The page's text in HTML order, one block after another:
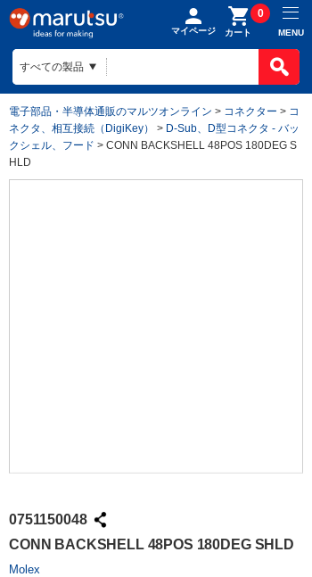
マイページ カート
0
MENU
電子部品・半導体通販のマルツオンライン > コネクター > コ
ネクタ、相互接続（DigiKey）
> D-Sub、D型コネクタ - バッ
クシェル、フード > CONN BACKSHELL 48POS 180DEG S
HLD
0751150048
CONN BACKSHELL 48POS 180DEG SHLD
Molex